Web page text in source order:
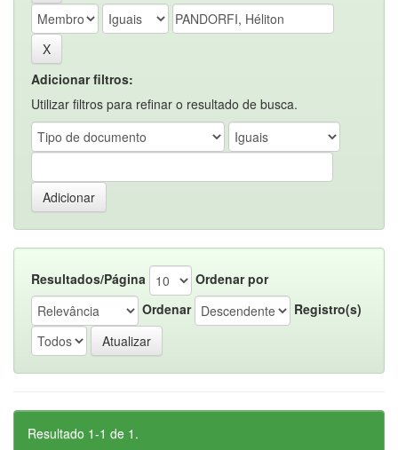
Adicionar filtros:
Utilizar filtros para refinar o resultado de busca.
Resultados/Página
Ordenar por
Ordenar
Registro(s)
Resultado 1-1 de 1.